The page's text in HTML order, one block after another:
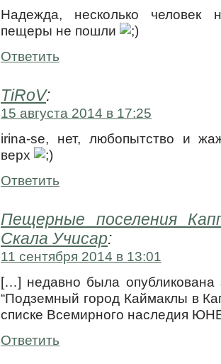
Надежда, несколько человек
пещеры не пошли
Ответить
TiRoV:
15 августа 2014 в 17:25
irina-se, нет, любопытство и
верх
Ответить
Пещерные поселения
Скала Учисар:
11 сентября 2014 в 13:01
[…] недавно была опубликована
“Подземный город Каймаклы в
списке Всемирного наследия
Ответить